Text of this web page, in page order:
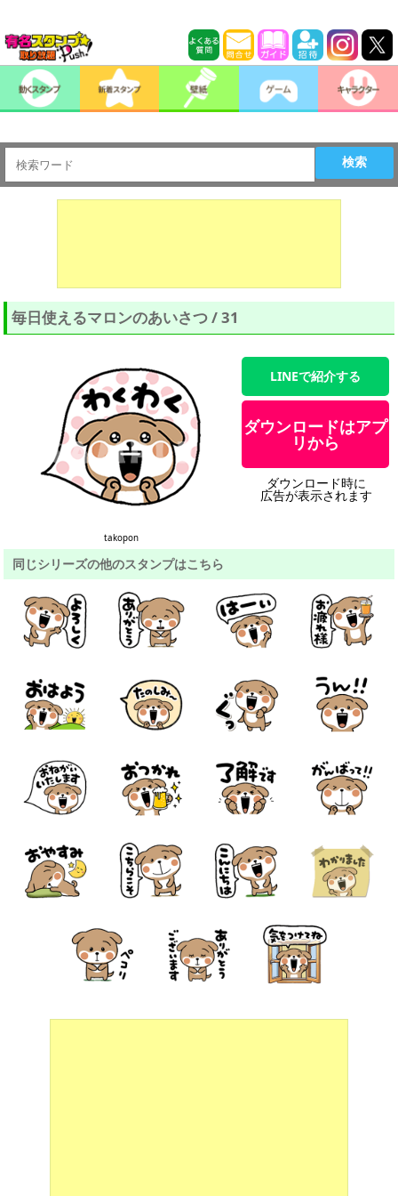
検索
毎日使えるマロンのあいさつ / 31
takopon
LINEで紹介する
ダウンロードはアプ
リから
ダウンロード時に
広告が表示されます
同じシリーズの他のスタンプはこちら